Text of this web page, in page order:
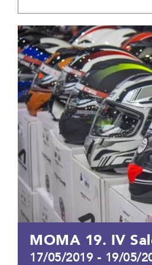
MOMA 19. IV
17/05/2019 - 19/05/